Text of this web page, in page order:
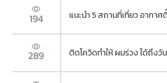
194 แนะนำ 5 สถานที่เที่ยว อากา
289 ติดโควิดทำให้ ผมร่วง ได้ถึงวั